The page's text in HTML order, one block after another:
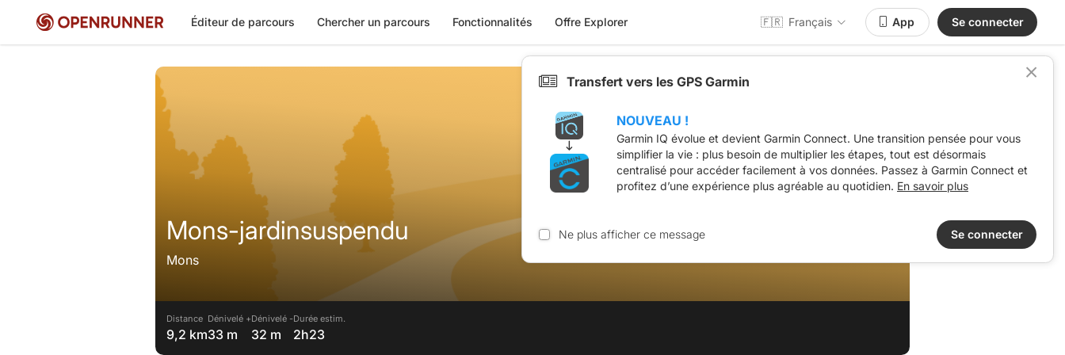
Éditeur de parcours Chercher un parcours Fonctionnalités Offre Explorer 🇫🇷 Français App Se connecter
Mons-jardinsuspendu
Mons
Distance
9,2 km
Dénivelé +
33 m
Dénivelé -
32 m
Durée estim.
2h23
Transfert vers les GPS Garmin
NOUVEAU !
Garmin IQ évolue et devient Garmin Connect. Une transition pensée pour vous
simplifier la vie : plus besoin de multiplier les étapes, tout est désormais
centralisé pour accéder facilement à vos données. Passez à Garmin Connect et
profitez d’une expérience plus agréable au quotidien. En savoir plus
Ne plus afficher ce message Se connecter